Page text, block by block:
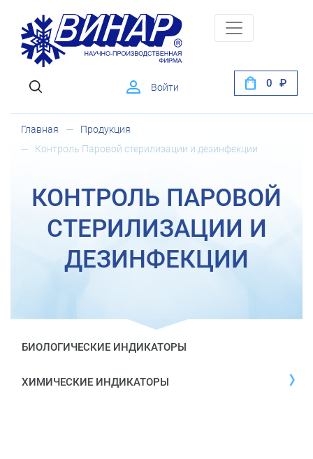
Войти 0
Главная
Продукция
Контроль Паровой стерилизации и дезинфекции
КОНТРОЛЬ ПАРОВОЙ
СТЕРИЛИЗАЦИИ И
ДЕЗИНФЕКЦИИ
БИОЛОГИЧЕСКИЕ ИНДИКАТОРЫ
ХИМИЧЕСКИЕ ИНДИКАТОРЫ